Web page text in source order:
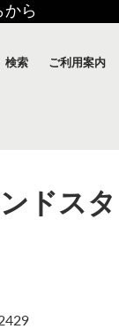
ら
検索 ご利用案内
ドス